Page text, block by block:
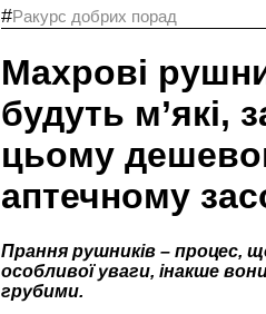
#Ракурс добрих порад
Махрові
будуть м’які,
цьому
аптечному
Прання рушників – процес,
особливої ​​уваги, інакше
грубими.